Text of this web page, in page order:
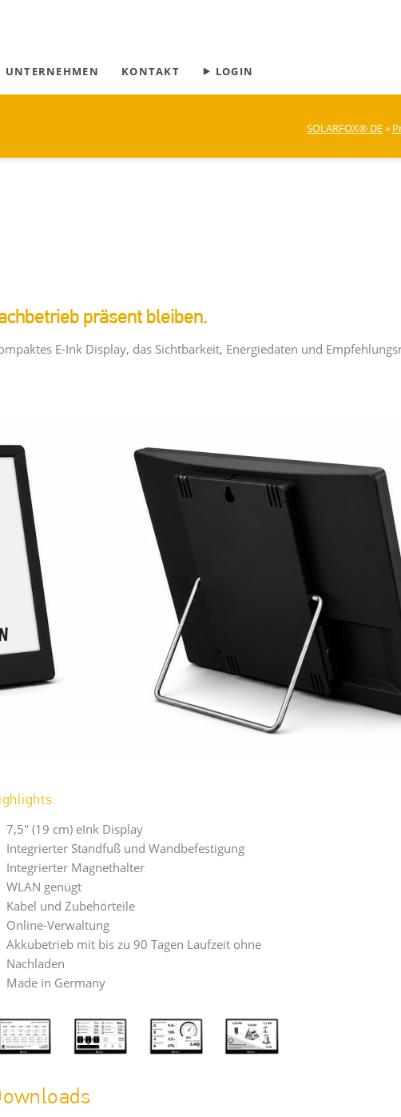
überspringen
UNTERNEHMEN KONTAKT ⯈ LOGIN
SOLARFOX® DE»
präsent bleiben.
E-Ink Display, das Sichtbarkeit, Energiedaten und
7,5" (19 cm) eInk Display
Integrierter Standfuß und Wandbefestigung
Integrierter Magnethalter
WLAN genügt
Kabel und Zubehörteile
Online-Verwaltung
Akkubetrieb mit bis zu 90 Tagen Laufzeit ohne
Nachladen
Made in Germany